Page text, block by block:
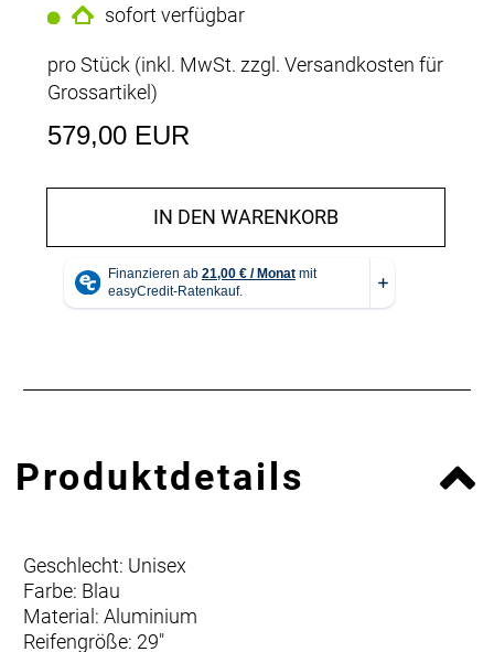
sofort verfügbar
pro Stück (inkl. MwSt. zzgl. Versandkosten für
Grossartikel)
579,00 EUR
IN DEN WARENKORB
Produktdetails
Geschlecht: Unisex
Farbe: Blau
Material: Aluminium
Reifengröße: 29"